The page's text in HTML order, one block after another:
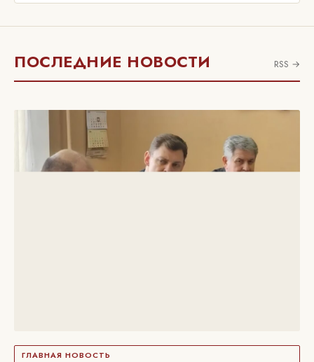
ПОСЛЕДНИЕ НОВОСТИ RSS →
ГЛАВНАЯ НОВОСТЬ